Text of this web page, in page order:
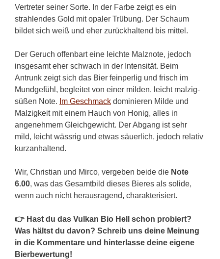
Vertreter seiner Sorte. In der Farbe zeigt es ein
strahlendes Gold mit opaler Trübung. Der Schaum
bildet sich weiß und eher zurückhaltend bis mittel.
Der Geruch offenbart eine leichte Malznote, jedoch
insgesamt eher schwach in der Intensität. Beim
Antrunk zeigt sich das Bier feinperlig und frisch im
Mundgefühl, begleitet von einer milden, leicht malzig-
süßen Note. Im Geschmack dominieren Milde und
Malzigkeit mit einem Hauch von Honig, alles in
angenehmem Gleichgewicht. Der Abgang ist sehr
mild, leicht wässrig und etwas säuerlich, jedoch relativ
kurzanhaltend.
Wir, Christian und Mirco, vergeben beide die Note
6.00, was das Gesamtbild dieses Bieres als solide,
wenn auch nicht herausragend, charakterisiert.
👉 Hast du das Vulkan Bio Hell schon probiert?
Was hältst du davon? Schreib uns deine Meinung
in die Kommentare und hinterlasse deine eigene
Bierbewertung!